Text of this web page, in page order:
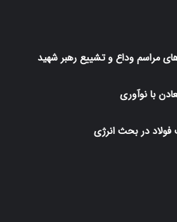
مراسم وداع و تشییع رهبر شهید
با نوآوری